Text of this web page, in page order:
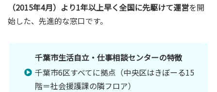
（2015年4月）より1年以上早く全国に先駆けて運営を開
始した、先進的な窓口です。
千葉市生活自立・仕事相談センターの特徴
千葉市6区すべてに拠点（中央区はきぼーる15
階＝社会援護課の隣フロア）